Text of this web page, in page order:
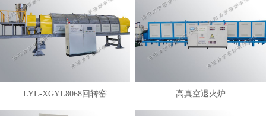
LYL-XGYL8068回转窑 高真空退火炉